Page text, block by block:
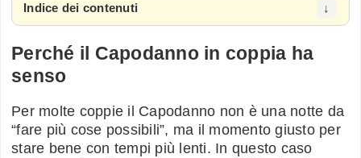
Indice dei contenuti
Perché il Capodanno in coppia ha
senso
Per molte coppie il Capodanno non è una notte da
“fare più cose possibili”, ma il momento giusto per
stare bene con tempi più lenti. In questo caso